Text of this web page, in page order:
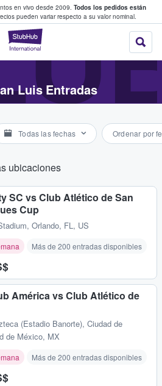
en vivo desde 2009. Todos los pedidos están
pueden variar respecto a su valor nominal.
StubHub:
entre fans
Luis Entradas
Todas las fechas Ordenar por
ubicaciones
SC vs Club Atlético de San
Cup
, Orlando, FL, US
Más de 200 entradas disponibles
América vs Club Atlético de
(Estadio Banorte), Ciudad de
de México, MX
Más de 200 entradas disponibles